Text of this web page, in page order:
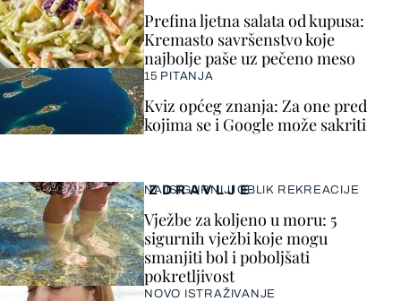
ZDRAVLJE
NAJSIGURNIJI OBLIK REKREACIJE
Vježbe za koljeno u moru: 5
sigurnih vježbi koje mogu
smanjiti bol i poboljšati
pokretljivost
NOVO ISTRAŽIVANJE
Prefina ljetna salata od kupusa:
Kremasto savršenstvo koje
najbolje paše uz pečeno meso
15 PITANJA
Kviz općeg znanja: Za one pred
kojima se i Google može sakriti